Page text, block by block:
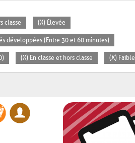
classe (X) Élevée
développées (Entre 30 et 60 minutes)
(X) En classe et hors classe (X) Faible